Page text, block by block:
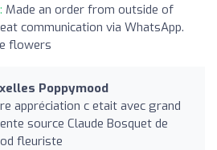
Made an order from outside of
communication via WhatsApp.
flowers
Poppymood
appréciation c etait avec grand
source Claude Bosquet de
fleuriste